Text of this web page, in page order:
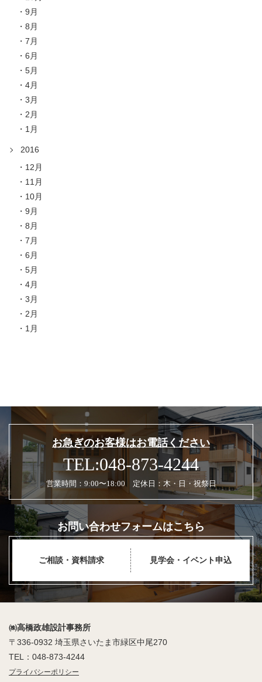
9月
8月
7月
6月
5月
4月
3月
2月
1月
2016
12月
11月
10月
9月
8月
7月
6月
5月
4月
3月
2月
1月
お急ぎのお客様はお電話ください
TEL:048-873-4244
営業時間：9:00〜18:00 定休日：木・日・祝祭日
お問い合わせフォームはこちら
ご相談・資料請求 見学会・イベント申込
㈱高橋政雄設計事務所
〒336-0932 埼玉県さいたま市緑区中尾270
TEL：048-873-4244
プライバシーポリシー